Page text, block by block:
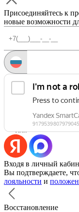
Присоединяйтесь к
новые возможности
Запросить код
Уже есть аккаунт?
Или
Входя в личный
Вы подтверждаете,
лояльности и
Восстановление